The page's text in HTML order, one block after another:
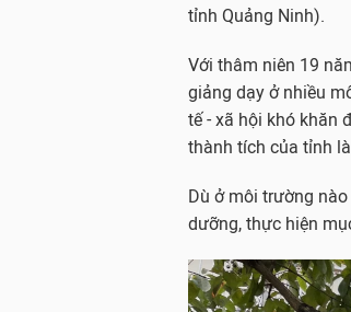
tỉnh Quảng Ninh).
Với thâm niên 19
giảng dạy ở nhiều
tế - xã hội khó khăn
thành tích của tỉnh
Dù ở môi trường
dưỡng, thực hiện